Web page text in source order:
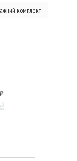
комплект